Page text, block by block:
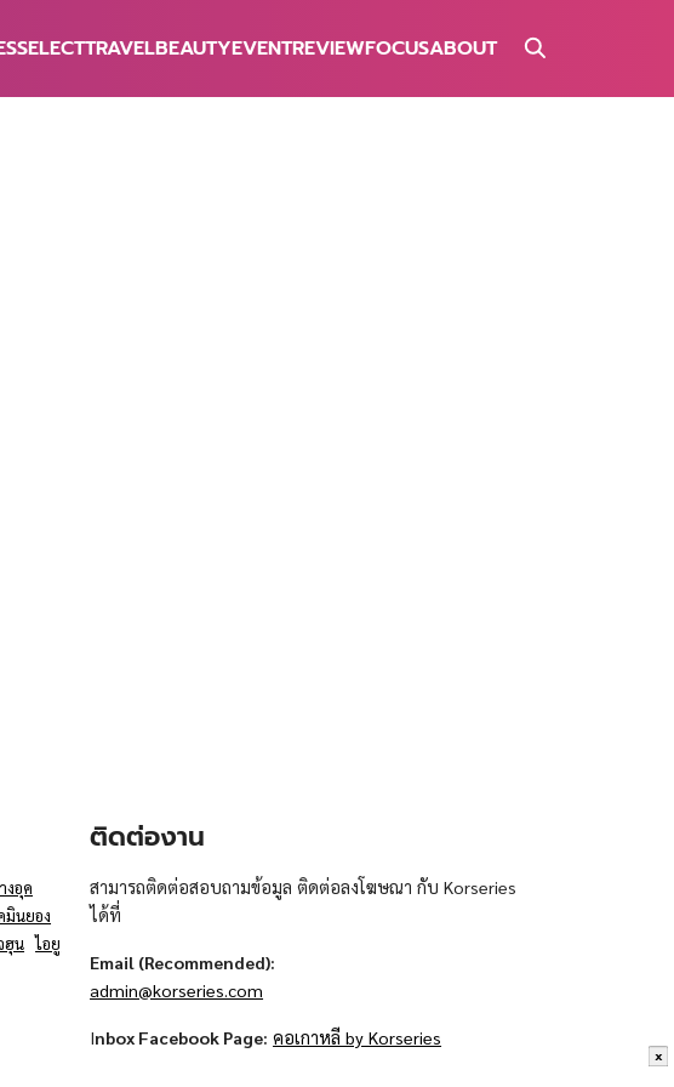
x
SELECTTRAVELBEAUTYEVENTREVIEWFOCUSABOUT
งอุค
นยอง
ฮุน ไอยู
ติดต่องาน
สามารถติดต่อสอบถามข้อมูล ติดต่อลงโฆษณา กับ Korseries
ได้ที่
Email (Recommended):
admin@korseries.com
Inbox Facebook Page: คอเกาหลี by Korseries